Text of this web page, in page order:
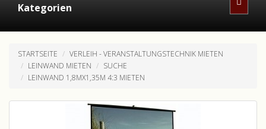
Kategorien
STARTSEITE
VERLEIH - VERANSTALTUNGSTECHNIK MIETEN
LEINWAND MIETEN
SUCHE
LEINWAND 1,8MX1,35M 4:3 MIETEN